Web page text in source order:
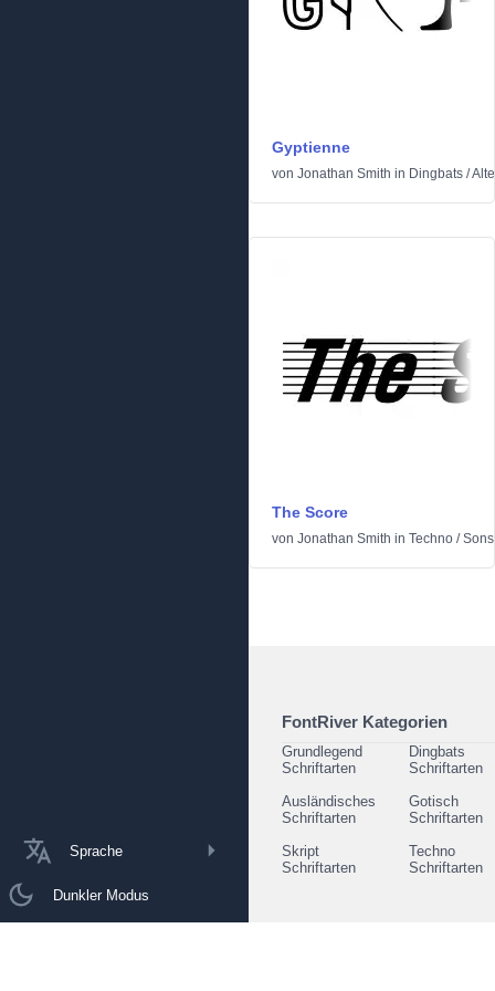
Sprache
Dunkler Modus
Gyptienne
von Jonathan Smith in Dingbats /
The Score
von Jonathan Smith in Techno /
FontRiver Kategorien
Grundlegend
Schriftarten
Dingbats
Schriftarten
Ausländisches
Schriftarten
Gotisch
Schriftarten
Skript
Schriftarten
Techno
Schriftarten